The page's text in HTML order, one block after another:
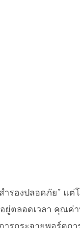
รองปลอดภัย” แ
ยู่ตลอดเวลา คุณ